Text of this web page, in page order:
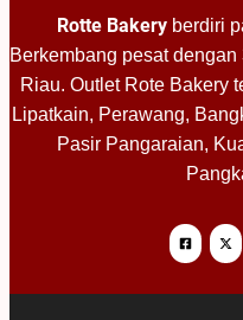
Rotte Bakeryberdiri
Berkembang pesat
Riau. Outlet Rote Bakery
Lipatkain, Perawang,
Pasir Pangaraian,